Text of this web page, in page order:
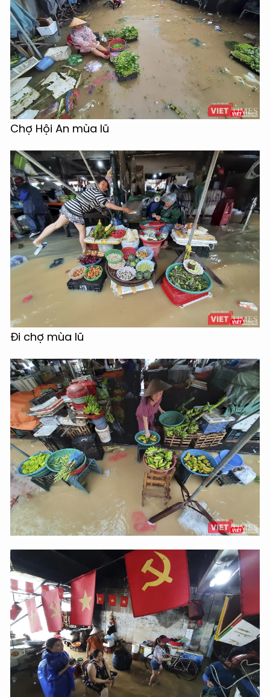
Chợ Hội An mùa lũ
Đi chợ mùa lũ